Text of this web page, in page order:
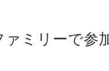
ァミリーで参